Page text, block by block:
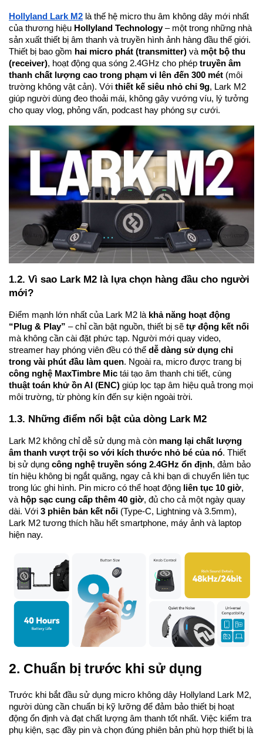
Hollyland Lark M2 là thế hệ micro thu âm không dây mới nhất
của thương hiệu Hollyland Technology– một trong những nhà
sản xuất thiết bị âm thanh và truyền hình ảnh hàng đầu thế giới.
Thiết bị bao gồm hai micro phát (transmitter) và một bộ thu
(receiver), hoạt động qua sóng 2.4GHz cho phép truyền âm
thanh chất lượng cao trong phạm vi lên đến 300 mét (môi
trường không vật cản). Với thiết kế siêu nhỏ chỉ 9g, Lark M2
giúp người dùng đeo thoải mái, không gây vướng víu, lý tưởng
cho quay vlog, phỏng vấn, podcast hay phóng sự cưới.
1.2. Vì sao Lark M2 là lựa chọn hàng đầu cho người
mới?
Điểm mạnh lớn nhất của Lark M2 là khả năng hoạt động
“Plug & Play” – chỉ cần bật nguồn, thiết bị sẽ tự động kết nối
mà không cần cài đặt phức tạp. Người mới quay video,
streamer hay phóng viên đều có thể dễ dàng sử dụng chỉ
trong vài phút đầu làm quen. Ngoài ra, micro được trang bị
công nghệ MaxTimbre Mic tái tạo âm thanh chi tiết, cùng
thuật toán khử ồn AI (ENC) giúp lọc tạp âm hiệu quả trong mọi
môi trường, từ phòng kín đến sự kiện ngoài trời.
1.3. Những điểm nổi bật của dòng Lark M2
Lark M2 không chỉ dễ sử dụng mà còn mang lại chất lượng
âm thanh vượt trội so với kích thước nhỏ bé của nó. Thiết
bị sử dụng công nghệ truyền sóng 2.4GHz ổn định, đảm bảo
tín hiệu không bị ngắt quãng, ngay cả khi bạn di chuyển liên tục
trong lúc ghi hình. Pin micro có thể hoạt động liên tục 10 giờ,
và hộp sạc cung cấp thêm 40 giờ, đủ cho cả một ngày quay
dài. Với 3 phiên bản kết nối (Type-C, Lightning và 3.5mm),
Lark M2 tương thích hầu hết smartphone, máy ảnh và laptop
hiện nay.
2. Chuẩn bị trước khi sử dụng
Trước khi bắt đầu sử dụng micro không dây Hollyland Lark M2,
người dùng cần chuẩn bị kỹ lưỡng để đảm bảo thiết bị hoạt
động ổn định và đạt chất lượng âm thanh tốt nhất. Việc kiểm tra
phụ kiện, sạc đầy pin và chọn đúng phiên bản phù hợp thiết bị là